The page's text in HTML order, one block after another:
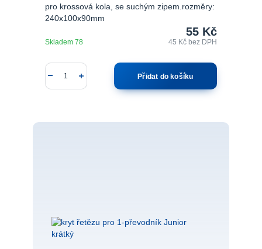
pro krossová kola, se suchým zipem.rozměry:
240x100x90mm
55 Kč
45 Kčbez DPH
Skladem 78
Přidat do košíku